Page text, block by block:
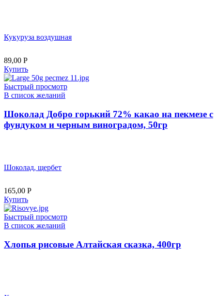
Кукуруза воздушная
89,00 Р
Купить
Быстрый просмотр
В список желаний
Шоколад Добро горький 72% какао на пекмезе с
фундуком и черным виноградом, 50гр
Шоколад, щербет
165,00 Р
Купить
Быстрый просмотр
В список желаний
Хлопья рисовые Алтайская сказка, 400гр